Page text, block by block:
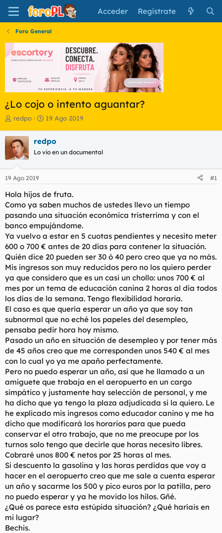
Acceder Regístrate
Foro General
¿Lo cojo o intento aguantar?
I
i
c
i
a
d
o
d
e
l
t
e
m
a
redpo
F
h
a
e
i
c
i
o
19 Ago 2019
redpo
Lo vio en un documental
19 Ago 2019 #1
Hola hijos de fruta.
Como ya saben muchos de ustedes llevo un tiempo
pasando una situación económica tristerríma y con el
banco empujándome.
Ya vuelvo a estar en 5 cuotas pendientes y necesito meter
600 o 700 € antes de 20 días para contener la situación.
Quién dice 20 pueden ser 30 ó 40 pero creo que ya no más.
Mis ingresos son muy reducidos pero no los quiero perder
ya que considero que es un casi un chollo: unos 700 € al
mes por un tema de educación canina 2 horas al día todos
los días de la semana. Tengo flexibilidad horaria.
El caso es que quería esperar un año ya que soy tan
subnormal que no eché los papeles del desempleo,
pensaba pedir hora hoy mismo.
Pasado un año en situación de desempleo y por tener más
de 45 años creo que me corresponden unos 540 € al mes
con lo cual yo ya me apaño perfectamente.
Pero no puedo esperar un año, así que he llamado a un
amiguete que trabaja en el aeropuerto en un cargo
simpático y justamente hay selección de personal, y me
ha dicho que ya tengo la plaza adjudicada si la quiero. Le
he explicado mis ingresos como educador canino y me ha
dicho que modificará los horarios para que pueda
conservar el otro trabajo, que no me preocupe por los
turnos solo tengo que decirle que horas necesito libres.
Cobraré unos 800 € netos por 25 horas al mes.
Si descuento la gasolina y las horas perdidas que voy a
hacer en el aeropuerto creo que me sale a cuenta esperar
un año y sacarme los 500 y pico euros por la patilla, pero
no puedo esperar y ya he movido los hilos. Gñé.
¿Qué os parece esta estúpida situación? ¿Qué haríais en
mi lugar?
Bechis.